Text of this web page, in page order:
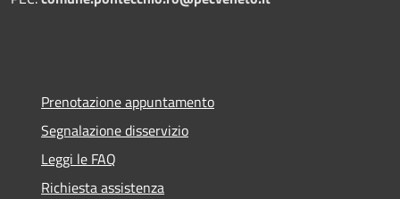
Prenotazione appuntamento
Segnalazione disservizio
Leggi le FAQ
Richiesta assistenza